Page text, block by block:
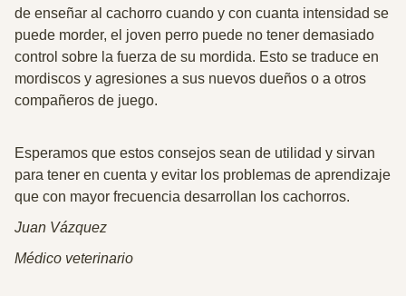
de enseñar al cachorro cuando y con cuanta intensidad se
puede morder, el joven perro puede no tener demasiado
control sobre la fuerza de su mordida. Esto se traduce en
mordiscos y agresiones a sus nuevos dueños o a otros
compañeros de juego.
Esperamos que estos consejos sean de utilidad y sirvan
para tener en cuenta y evitar los problemas de aprendizaje
que con mayor frecuencia desarrollan los cachorros.
Juan Vázquez
Médico veterinario